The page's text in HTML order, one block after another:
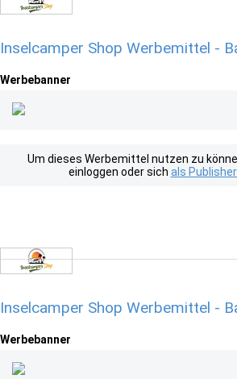
Inselcamper Shop Werbemittel -
Werbebanner
Um dieses Werbemittel nutzen zu
einloggen oder sich als
Inselcamper Shop Werbemittel -
Werbebanner